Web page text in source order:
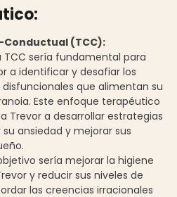
(TCC):
TCC sería fundamental para
a identificar y desafiar los
que alimentan su
Este enfoque terapéutico
Trevor a desarrollar estrategias
ansiedad y mejorar sus
sería mejorar la higiene
y reducir sus niveles de
las creencias irracionales